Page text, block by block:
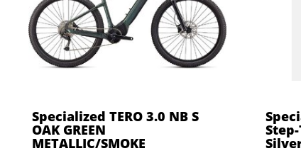
Specialized TERO 3.0 NB S
OAK GREEN
METALLIC/SMOKE